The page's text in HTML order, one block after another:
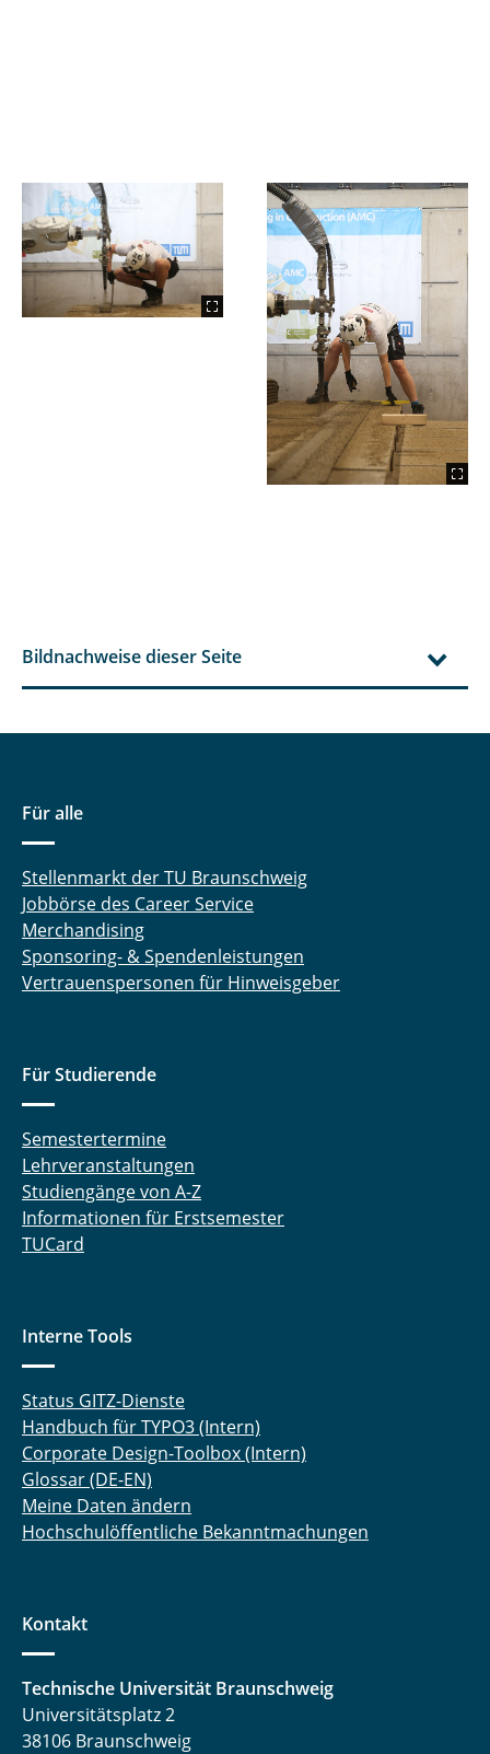
Bildnachweise dieser Seite
Für alle
Stellenmarkt der TU Braunschweig
Jobbörse des Career Service
Merchandising
Sponsoring- & Spendenleistungen
Vertrauenspersonen für Hinweisgeber
Für Studierende
Semestertermine
Lehrveranstaltungen
Studiengänge von A-Z
Informationen für Erstsemester
TUCard
Interne Tools
Status GITZ-Dienste
Handbuch für TYPO3 (Intern)
Corporate Design-Toolbox (Intern)
Glossar (DE-EN)
Meine Daten ändern
Hochschulöffentliche Bekanntmachungen
Kontakt
Technische Universität Braunschweig
Universitätsplatz 2
38106 Braunschweig